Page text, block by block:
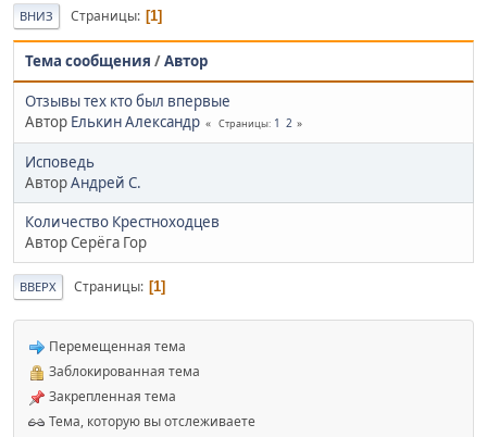
ВНИЗ Страницы 1
Тема сообщения /Автор
Отзывы тех кто был впервые
Автор Елькин Александр Страницы 1 2
Исповедь
АвторАндрей С.
Количество Крестноходцев
Автор Серёга Гор
ВВЕРХ Страницы 1
Перемещенная тема
Заблокированная тема
Закрепленная тема
Тема, которую вы отслеживаете